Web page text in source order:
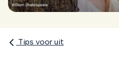
Tips voor uit